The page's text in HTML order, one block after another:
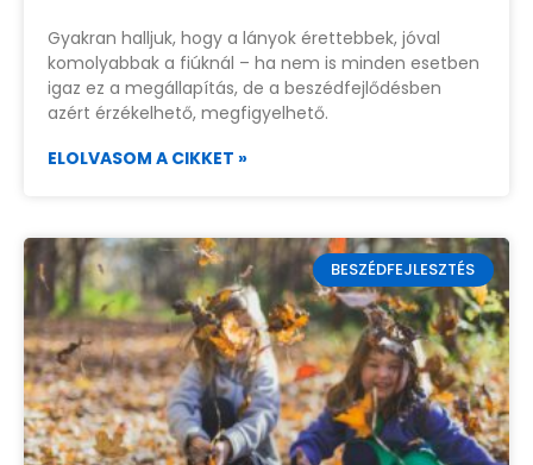
Gyakran halljuk, hogy a lányok érettebbek, jóval
komolyabbak a fiúknál – ha nem is minden esetben
igaz ez a megállapítás, de a beszédfejlődésben
azért érzékelhető, megfigyelhető.
ELOLVASOM A CIKKET »
BESZÉDFEJLESZTÉS